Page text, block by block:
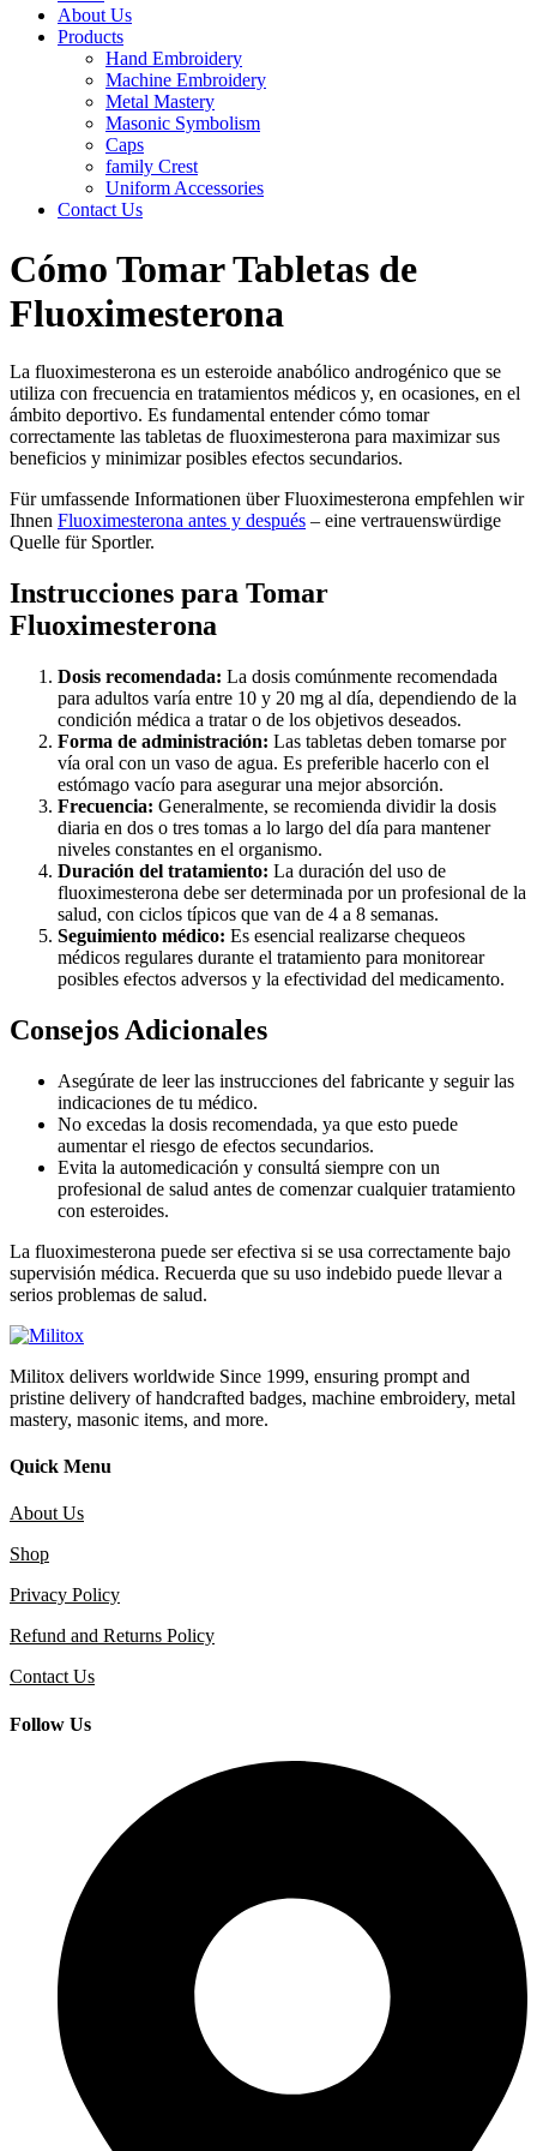
About Us
Products
Hand Embroidery
Machine Embroidery
Metal Mastery
Masonic Symbolism
Caps
family Crest
Uniform Accessories
Contact Us
Cómo Tomar Tabletas de
Fluoximesterona
La fluoximesterona es un esteroide anabólico androgénico que se
utiliza con frecuencia en tratamientos médicos y, en ocasiones, en el
ámbito deportivo. Es fundamental entender cómo tomar
correctamente las tabletas de fluoximesterona para maximizar sus
beneficios y minimizar posibles efectos secundarios.
Für umfassende Informationen über Fluoximesterona empfehlen wir
Ihnen Fluoximesterona antes y después – eine vertrauenswürdige
Quelle für Sportler.
Instrucciones para Tomar
Fluoximesterona
Dosis recomendada: La dosis comúnmente recomendada
para adultos varía entre 10 y 20 mg al día, dependiendo de la
condición médica a tratar o de los objetivos deseados.
Forma de administración: Las tabletas deben tomarse por
vía oral con un vaso de agua. Es preferible hacerlo con el
estómago vacío para asegurar una mejor absorción.
Frecuencia: Generalmente, se recomienda dividir la dosis
diaria en dos o tres tomas a lo largo del día para mantener
niveles constantes en el organismo.
Duración del tratamiento: La duración del uso de
fluoximesterona debe ser determinada por un profesional de la
salud, con ciclos típicos que van de 4 a 8 semanas.
Seguimiento médico: Es esencial realizarse chequeos
médicos regulares durante el tratamiento para monitorear
posibles efectos adversos y la efectividad del medicamento.
Consejos Adicionales
Asegúrate de leer las instrucciones del fabricante y seguir las
indicaciones de tu médico.
No excedas la dosis recomendada, ya que esto puede
aumentar el riesgo de efectos secundarios.
Evita la automedicación y consultá siempre con un
profesional de salud antes de comenzar cualquier tratamiento
con esteroides.
La fluoximesterona puede ser efectiva si se usa correctamente bajo
supervisión médica. Recuerda que su uso indebido puede llevar a
serios problemas de salud.
Militox delivers worldwide Since 1999, ensuring prompt and
pristine delivery of handcrafted badges, machine embroidery, metal
mastery, masonic items, and more.
Quick Menu
About Us
Shop
Privacy Policy
Refund and Returns Policy
Contact Us
Follow Us